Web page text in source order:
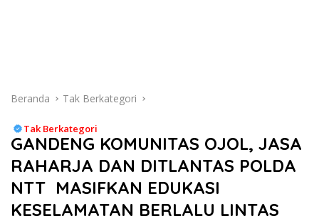
Beranda Tak Berkategori
Tak Berkategori
GANDENG KOMUNITAS OJOL, JASA
RAHARJA DAN DITLANTAS POLDA
NTT MASIFKAN EDUKASI
KESELAMATAN BERLALU LINTAS